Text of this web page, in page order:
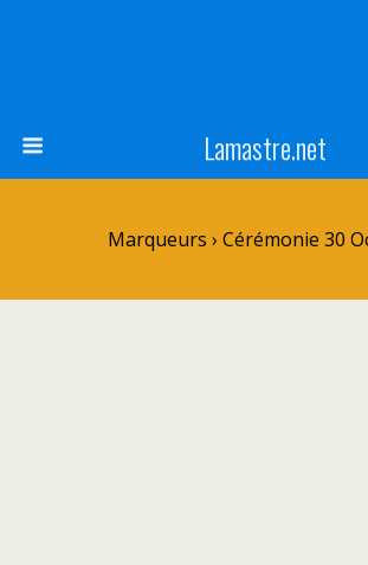
Lamastre.net
Marqueurs › Cérémonie 30